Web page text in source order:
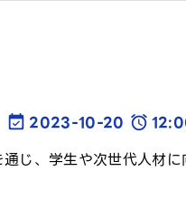
2023-10-20
じ、学生や次世代人材に